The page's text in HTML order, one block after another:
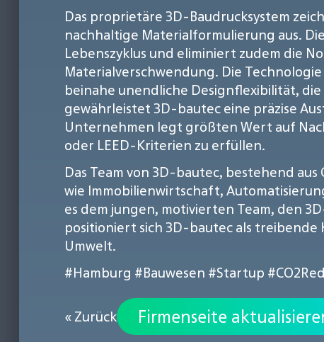
Das proprietäre 3D-Baudrucksystem
nachhaltige Materialformulierung aus.
Lebenszyklus und eliminiert zudem die
Materialverschwendung. Die
beinahe unendliche Designflexibilität,
gewährleistet 3D-bautec eine präzise
Unternehmen legt größten Wert auf
oder LEED-Kriterien zu erfüllen.
Das Team von 3D-bautec, bestehend
wie Immobilienwirtschaft,
es dem jungen, motivierten Team, den
positioniert sich 3D-bautec als
Umwelt.
#Hamburg #Bauwesen #Startup
« Zurück Firmenseite